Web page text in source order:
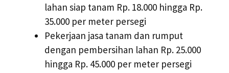
lahan siap tanam Rp. 18.000 hingga Rp.
35.000 per meter persegi
Pekerjaan jasa tanam dan rumput
dengan pembersihan lahan Rp. 25.000
hingga Rp. 45.000 per meter persegi